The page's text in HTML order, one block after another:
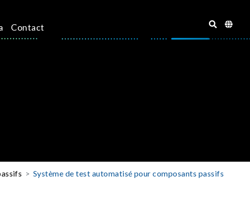
Contact
Système de test automatisé pour composants passifs